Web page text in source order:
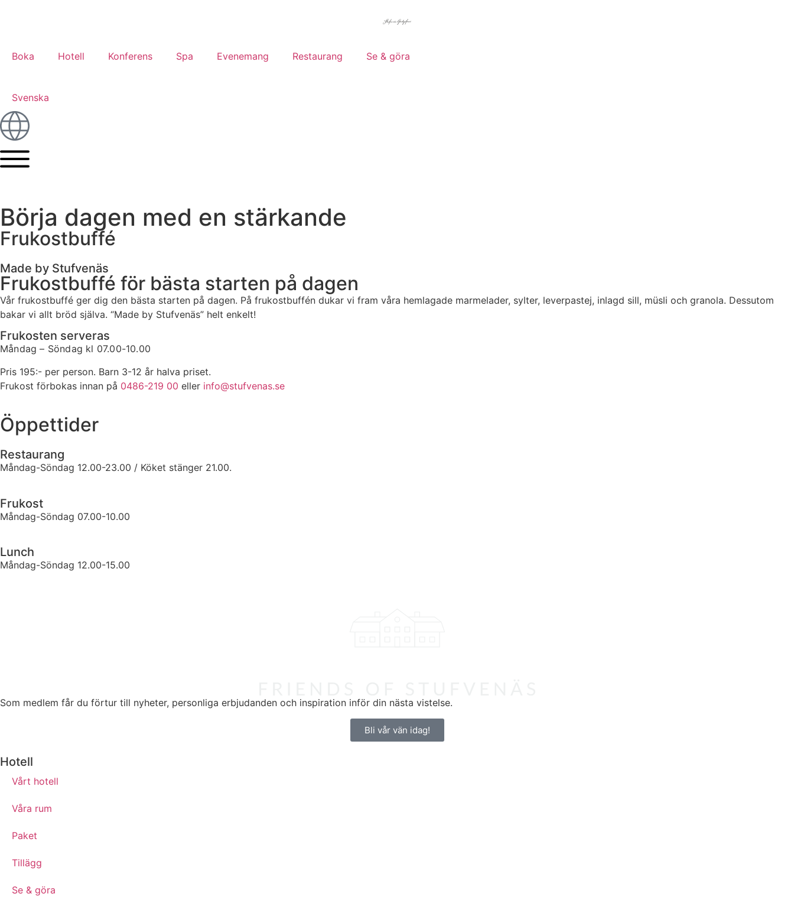
Boka Hotell Konferens Spa Evenemang Restaurang Se & göra
Svenska
Börja dagen med en stärkande
Frukostbuffé
Made by Stufvenäs
Frukostbuffé för bästa starten på dagen
Vår frukostbuffé ger dig den bästa starten på dagen. På frukostbuffén dukar vi fram våra hemlagade marmelader, sylter, leverpastej, inlagd sill, müsli och granola. Dessutom
bakar vi allt bröd själva. “Made by Stufvenäs” helt enkelt!
Frukosten serveras
Måndag – Söndag kl 07.00-10.00
Pris 195:- per person. Barn 3-12 år halva priset.
Frukost förbokas innan på 0486-219 00 eller info@stufvenas.se
Öppettider
Restaurang
Måndag-Söndag 12.00-23.00 / Köket stänger 21.00.
Frukost
Måndag-Söndag 07.00-10.00
Lunch
Måndag-Söndag 12.00-15.00
Som medlem får du förtur till nyheter, personliga erbjudanden och inspiration inför din nästa vistelse.
Bli vår vän idag!
Hotell
Vårt hotell
Våra rum
Paket
Tillägg
Se & göra